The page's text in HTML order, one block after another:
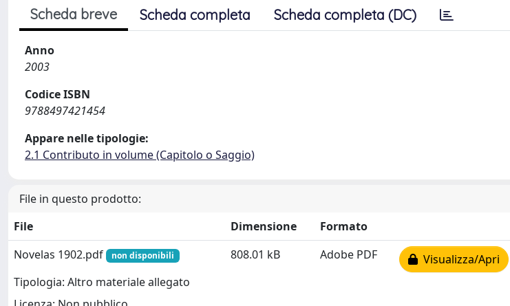
Scheda breve Scheda completa Scheda completa (DC)
Anno
2003
Codice ISBN
9788497421454
Appare nelle tipologie:
2.1 Contributo in volume (Capitolo o Saggio)
File in questo prodotto:
File
Dimensione
Formato
Novelas 1902.pdf
non disponibili
Tipologia: Altro materiale allegato
808.01 kB Adobe PDF Visualizza/Apri